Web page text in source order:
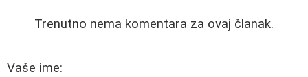
Trenutno nema komentara za ovaj članak.
Vaše ime: